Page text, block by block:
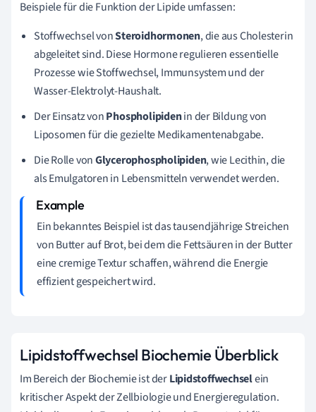
Beispiele für die Funktion der Lipide umfassen:
Stoffwechsel vonSteroidhormonen, die aus Cholesterin
abgeleitet sind. Diese Hormone regulieren essentielle
Prozesse wie Stoffwechsel, Immunsystem und der
Wasser-Elektrolyt-Haushalt.
Der Einsatz vonPhospholipidenin der Bildung von
Liposomen für die gezielte Medikamentenabgabe.
Die Rolle vonGlycerophospholipiden, wie Lecithin, die
als Emulgatoren in Lebensmitteln verwendet werden.
Ein bekanntes Beispiel ist das tausendjährige Streichen
von Butter auf Brot, bei dem die Fettsäuren in der Butter
eine cremige Textur schaffen, während die Energie
effizient gespeichert wird.
Lipidstoffwechsel Biochemie Überblick
Im Bereich der Biochemie ist derLipidstoffwechselein
kritischer Aspekt der Zellbiologie und Energieregulation.